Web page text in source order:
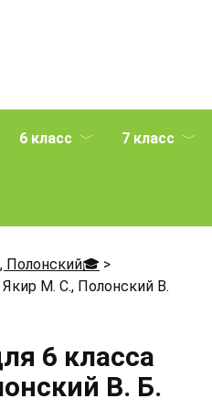
6 класс 7 класс
Полонский🎓 >
М. С., Полонский В.
6 класса
В. Б.